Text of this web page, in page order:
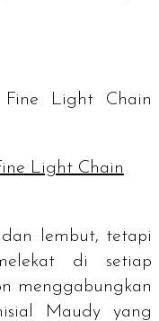
Light Chain
lembut, tetapi
di setiap
menggabungkan
Maudy yang